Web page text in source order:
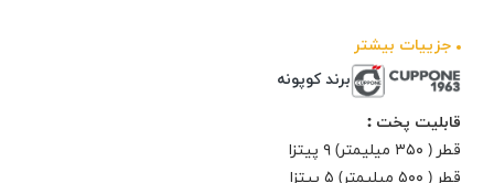
برند کوپونه
قابلیت پخت :
قطر ( ۳۵۰ میلیمتر) ۹ پیتزا
قطر ( ۵۰۰ میلیمتر) ۵ پیتزا
جزيیات بیشتر